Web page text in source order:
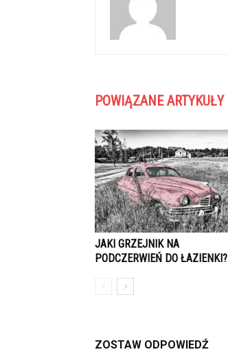
POWIĄZANE ARTYKUŁY
JAKI GRZEJNIK NA
PODCZERWIEŃ DO ŁAZIENKI?
ZOSTAW ODPOWIEDŹ